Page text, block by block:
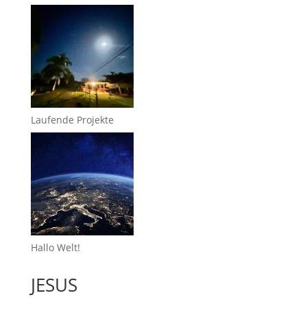
Laufende Projekte
Hallo Welt!
JESUS